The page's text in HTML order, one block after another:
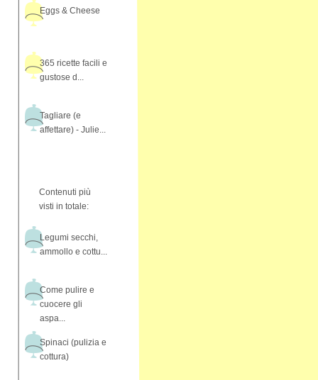
Eggs & Cheese
365 ricette facili e
gustose d...
Tagliare (e
affettare) - Julie...
Contenuti più
visti in totale:
Legumi secchi,
ammollo e cottu...
Come pulire e
cuocere gli
aspa...
Spinaci (pulizia e
cottura)